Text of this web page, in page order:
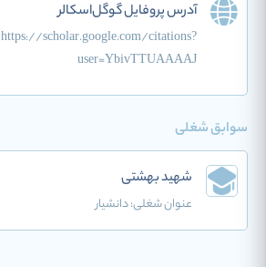
آدرس پروفایل گوگل‌اسکالر
https://scholar.google.com/citations?
user=YbivTTUAAAAJ
سوابق شغلی
شهید بهشتی
عنوان شغلی:دانشیار